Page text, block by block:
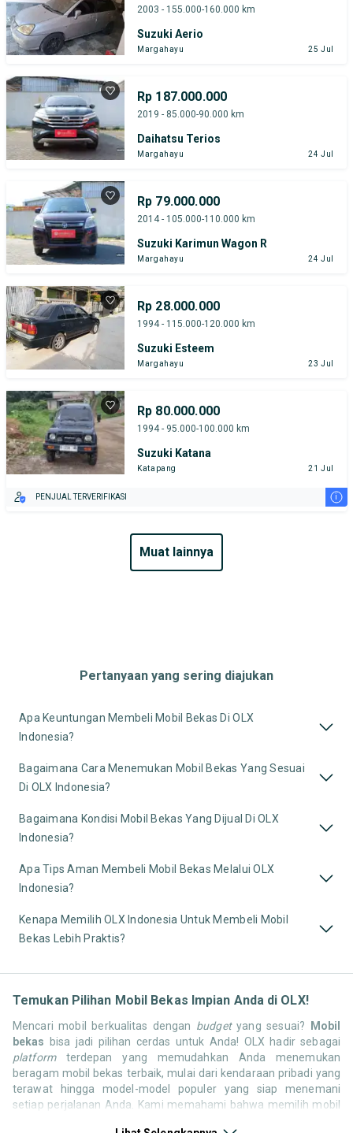
2003 - 155.000-160.000 km
Suzuki Aerio
Margahayu 25 Jul
Rp 187.000.000
2019 - 85.000-90.000 km
Daihatsu Terios
Margahayu 24 Jul
Rp 79.000.000
2014 - 105.000-110.000 km
Suzuki Karimun Wagon R
Margahayu 24 Jul
Rp 28.000.000
1994 - 115.000-120.000 km
Suzuki Esteem
Margahayu 23 Jul
Rp 80.000.000
1994 - 95.000-100.000 km
Suzuki Katana
Katapang 21 Jul
PENJUAL TERVERIFIKASI i
muat lainnya
Pertanyaan yang sering diajukan
Apa Keuntungan Membeli Mobil Bekas Di OLX
Indonesia?
Bagaimana Cara Menemukan Mobil Bekas Yang Sesuai
Di OLX Indonesia?
Bagaimana Kondisi Mobil Bekas Yang Dijual Di OLX
Indonesia?
Apa Tips Aman Membeli Mobil Bekas Melalui OLX
Indonesia?
Kenapa Memilih OLX Indonesia Untuk Membeli Mobil
Bekas Lebih Praktis?
Temukan Pilihan Mobil Bekas Impian Anda di OLX!
Mencari mobil berkualitas dengan budgetyang sesuai? Mobil
bekas bisa jadi pilihan cerdas untuk Anda! OLX hadir sebagai
platformterdepan yang memudahkan Anda menemukan
beragam mobil bekas terbaik, mulai dari kendaraan pribadi yang
terawat hingga model-model populer yang siap menemani
setiap perjalanan Anda. Kami memahami bahwa memilih mobil